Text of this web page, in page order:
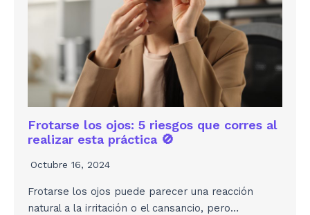
Frotarse los ojos: 5 riesgos que corres al
realizar esta práctica 🚫
Octubre 16, 2024
Frotarse los ojos puede parecer una reacción
natural a la irritación o el cansancio, pero…